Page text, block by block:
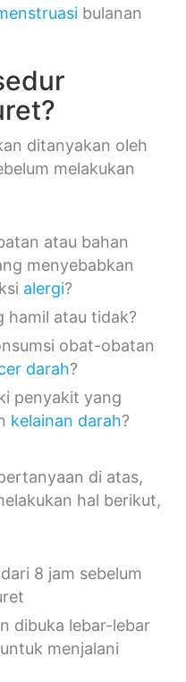
bulanan
ditanyakan oleh
melakukan
atau bahan
menyebabkan
alergi?
hamil atau tidak?
obat-obatan
darah?
penyakit yang
kelainan darah?
di atas,
hal berikut,
8 jam sebelum
dibuka lebar-lebar
menjalani